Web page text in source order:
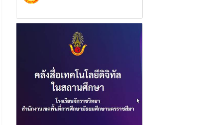
พุทธศักราช 2565
21 มีนาคม 2566
อ่านเพิ่มเติม
พุทธศักราช